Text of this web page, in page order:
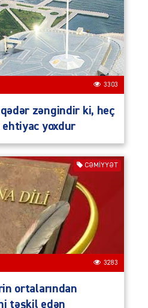
3303
zəngindir ki, heç
ehtiyac yoxdur
CƏMIYYƏT
3283
ortalarından
təşkil edən